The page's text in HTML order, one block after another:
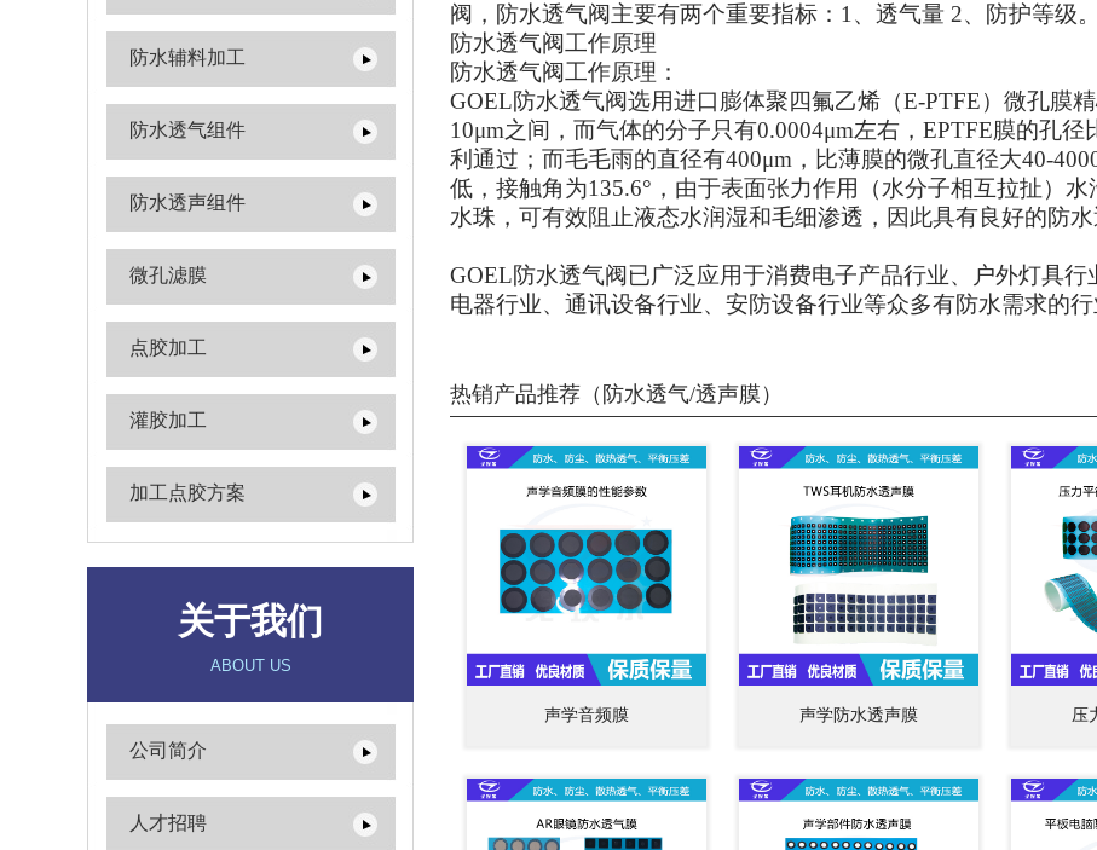
防水辅料加工
防水透气组件
防水透声组件
微孔滤膜
点胶加工
灌胶加工
加工点胶方案
关于我们
ABOUT US
公司简介
人才招聘
阀，防水透气阀主要有两个重要指标： 1 、透气量 2、防护等级。
防水透气阀工作原理
防水透气阀工作原理：
GOEL防水透气阀选用进口膨体聚四氟乙烯（E-PTFE）微孔膜
10μm之间，而气体的分子只有0.0004μm左右， EPTFE膜的孔径
利通过；而毛毛雨的直径有400μm ，比薄膜的微孔直径大40-
低，接触角为135.6°，由于表面张力作用（水分子相互拉扯）
水珠，可有效阻止液态水润湿和毛细渗透，因此具有良好的防水
GOEL防水透气阀已广泛应用于消费电子产品行业、户外灯具
电器行业、通讯设备行业、安防设备行业等众多有防水需求的行
热销产品推荐（防水透气/透声膜）
声学音频膜 声学防水透声膜 压